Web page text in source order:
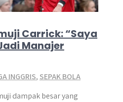
Carrick: “Saya
Manajer
INGGRIS, SEPAK BOLA
dampak besar yang